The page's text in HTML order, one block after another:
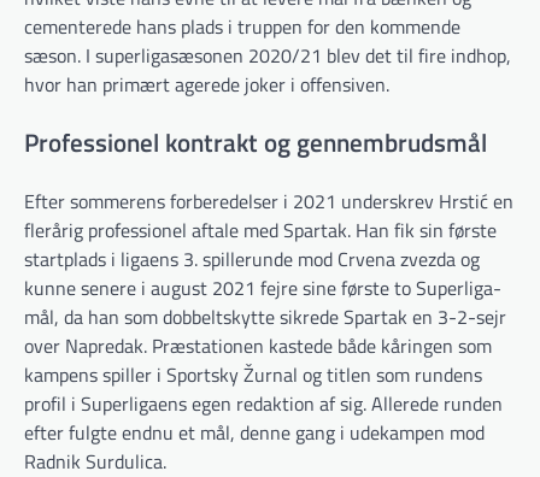
cementerede hans plads i truppen for den kommende
sæson. I superligasæsonen 2020/21 blev det til fire indhop,
hvor han primært agerede joker i offensiven.
Professionel kontrakt og gennembrudsmål
Efter sommerens forberedelser i 2021 underskrev Hrstić en
flerårig professionel aftale med Spartak. Han fik sin første
startplads i ligaens 3. spillerunde mod Crvena zvezda og
kunne senere i august 2021 fejre sine første to Superliga-
mål, da han som dobbeltskytte sikrede Spartak en 3-2-sejr
over Napredak. Præstationen kastede både kåringen som
kampens spiller i Sportsky Žurnal og titlen som rundens
profil i Superligaens egen redaktion af sig. Allerede runden
efter fulgte endnu et mål, denne gang i udekampen mod
Radnik Surdulica.